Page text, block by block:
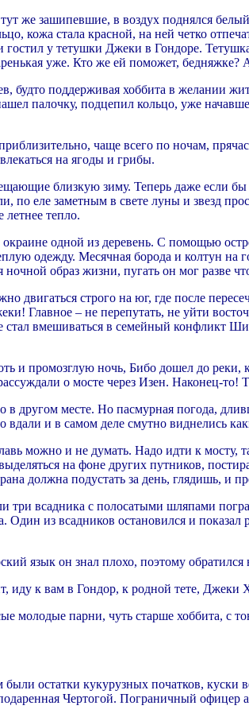
же зашипевшие, в воздух поднялся
кожа стала красной, на ней четко
гостил у тетушки Джеки в Гондоре.
уже. Кто же ей поможет, бедняжке?
будто поддерживая хоббита в желании
палочку, подцепил кольцо, уже
чаще всего по ночам,
на ягоды и грибы.
близкую зиму. Теперь даже если
по еле заметным в свете луны и звезд
летнее тепло.
одной из деревень. С помощью
одежду. Месячная борода и колтун на
образ жизни, пугать он мог разве
двигаться строго на юг, где после
Главное – не перепутать, не уйти
вмешиваться в семейный конфликт
и промозглую ночь, Бибо дошел до
о мосте через Изен. Наконец-то!
другом месте. Но пасмурная погода,
вдали и в самом деле смутно виднелись
можно и не думать. Надо идти к
на фоне других путников,
должна подустать за день, глядишь, и
три всадника с полосатыми шляпами
Один из всадников остановился и
язык он знал плохо, поэтому обратился
иду к вам в Гондор, к родной тете, Джеки
молодые парни, чуть старше хоббита,
остатки кукурузных початков,
Чертогой. Пограничный офицер